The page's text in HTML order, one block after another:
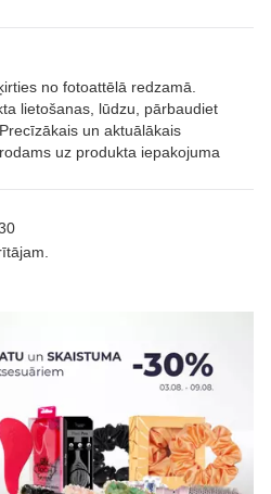
no fotoattēlā redzamā.
lietošanas, lūdzu, pārbaudiet
un aktuālākais
uz produkta iepakojuma